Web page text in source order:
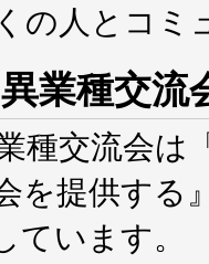
の人とコミ
業種交流
種交流会は
を提供する
ています。